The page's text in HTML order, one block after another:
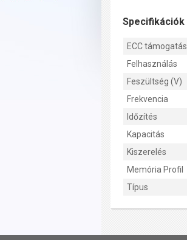
Specifikációk
ECC támogatás
Felhasználás
Feszültség (V)
Frekvencia
Időzítés
Kapacitás
Kiszerelés
Memória Profil
Típus